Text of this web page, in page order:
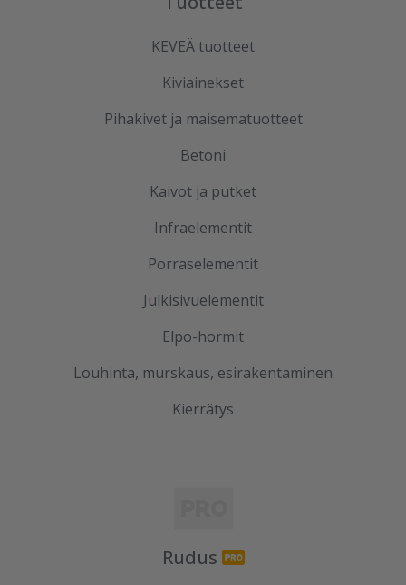
KEVEÄ tuotteet
Kiviainekset
Pihakivet ja maisematuotteet
Betoni
Kaivot ja putket
Infraelementit
Porraselementit
Julkisivuelementit
Elpo-hormit
Louhinta, murskaus, esirakentaminen
Kierrätys
Rudus